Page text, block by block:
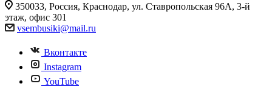
350033, Россия, Краснодар, ул. Ставропольская 96А, 3-й
этаж, офис 301
vsembusiki@mail.ru
Вконтакте
Instagram
YouTube